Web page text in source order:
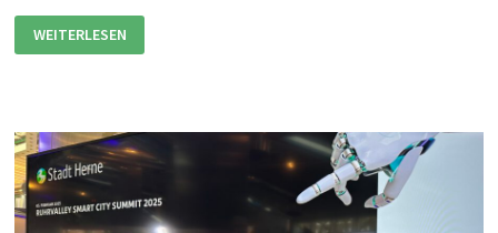
MIT
MONA
WEITERLESEN